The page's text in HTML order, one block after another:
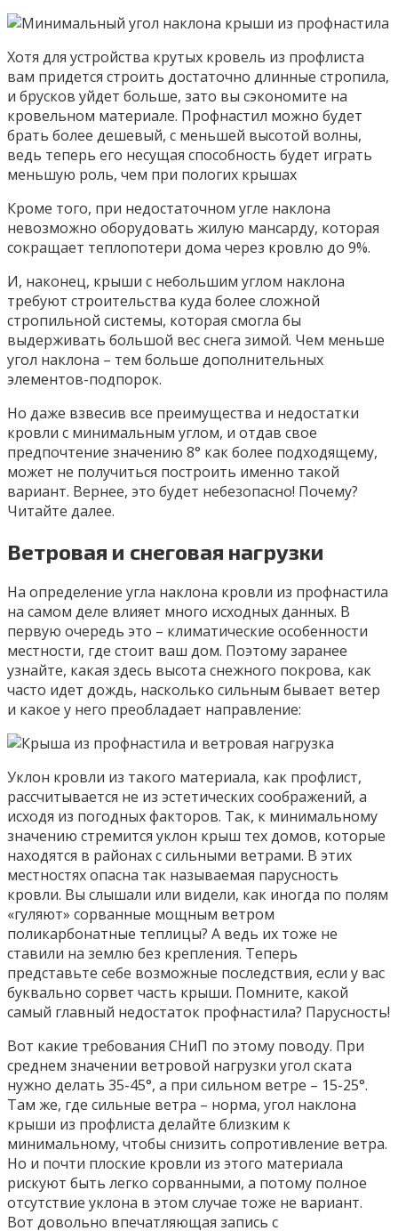
Хотя для устройства крутых кровель из профлиста
вам придется строить достаточно длинные стропила,
и брусков уйдет больше, зато вы сэкономите на
кровельном материале. Профнастил можно будет
брать более дешевый, с меньшей высотой волны,
ведь теперь его несущая способность будет играть
меньшую роль, чем при пологих крышах
Кроме того, при недостаточном угле наклона
невозможно оборудовать жилую мансарду, которая
сокращает теплопотери дома через кровлю до 9%.
И, наконец, крыши с небольшим углом наклона
требуют строительства куда более сложной
стропильной системы, которая смогла бы
выдерживать большой вес снега зимой. Чем меньше
угол наклона – тем больше дополнительных
элементов-подпорок.
Но даже взвесив все преимущества и недостатки
кровли с минимальным углом, и отдав свое
предпочтение значению 8° как более подходящему,
может не получиться построить именно такой
вариант. Вернее, это будет небезопасно! Почему?
Читайте далее.
Ветровая и снеговая нагрузки
На определение угла наклона кровли из профнастила
на самом деле влияет много исходных данных. В
первую очередь это – климатические особенности
местности, где стоит ваш дом. Поэтому заранее
узнайте, какая здесь высота снежного покрова, как
часто идет дождь, насколько сильным бывает ветер
и какое у него преобладает направление:
Уклон кровли из такого материала, как профлист,
рассчитывается не из эстетических соображений, а
исходя из погодных факторов. Так, к минимальному
значению стремится уклон крыш тех домов, которые
находятся в районах с сильными ветрами. В этих
местностях опасна так называемая парусность
кровли. Вы слышали или видели, как иногда по полям
«гуляют» сорванные мощным ветром
поликарбонатные теплицы? А ведь их тоже не
ставили на землю без крепления. Теперь
представьте себе возможные последствия, если у вас
буквально сорвет часть крыши. Помните, какой
самый главный недостаток профнастила? Парусность!
Вот какие требования СНиП по этому поводу. При
среднем значении ветровой нагрузки угол ската
нужно делать 35-45°, а при сильном ветре – 15-25°.
Там же, где сильные ветра – норма, угол наклона
крыши из профлиста делайте близким к
минимальному, чтобы снизить сопротивление ветра.
Но и почти плоские кровли из этого материала
рискуют быть легко сорванными, а потому полное
отсутствие уклона в этом случае тоже не вариант.
Вот довольно впечатляющая запись с